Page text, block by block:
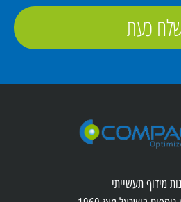
כעת
מידוף תעשייתי